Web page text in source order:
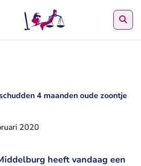
4 maanden oude zoontje
2020
heeft vandaag een